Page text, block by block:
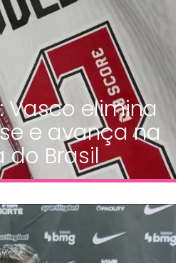
Vasco elimina
e avança na
do Brasil